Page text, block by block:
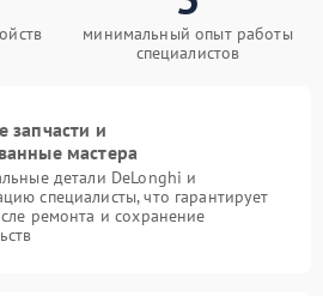
минимальный опыт работы
специалистов
запчасти и
мастера
детали DeLonghi и
специалисты, что гарантирует
ремонта и сохранение